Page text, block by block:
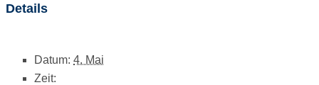
Details
Datum: 4. Mai
Zeit: